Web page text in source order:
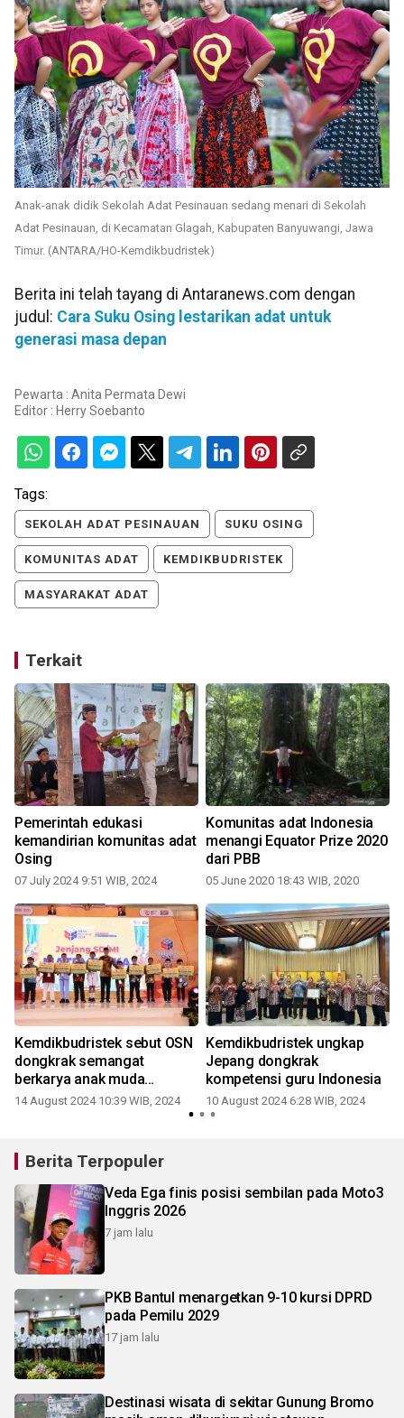
Anak-anak didik Sekolah Adat Pesinauan sedang menari di Sekolah
Adat Pesinauan, di Kecamatan Glagah, Kabupaten Banyuwangi, Jawa
Timur. (ANTARA/HO-Kemdikbudristek)
Berita ini telah tayang di Antaranews.com dengan
judul: Cara Suku Osing lestarikan adat untuk
generasi masa depan
Pewarta : Anita Permata Dewi
Editor : Herry Soebanto
Tags:
SEKOLAH ADAT PESINAUAN SUKU OSING
KOMUNITAS ADAT KEMDIKBUDRISTEK
MASYARAKAT ADAT
Terkait
Pemerintah edukasi
kemandirian komunitas adat
Osing
07 July 2024 9:51 WIB, 2024
Komunitas adat Indonesia
menangi Equator Prize 2020
dari PBB
05 June 2020 18:43 WIB, 2020
Kemdikbudristek sebut OSN
dongkrak semangat
berkarya anak muda
Indonesia via sains
14 August 2024 10:39 WIB, 2024
Kemdikbudristek ungkap
Jepang dongkrak
kompetensi guru Indonesia
10 August 2024 6:28 WIB, 2024
Berita Terpopuler
Veda Ega finis posisi sembilan pada Moto3
Inggris 2026
7 jam lalu
PKB Bantul menargetkan 9-10 kursi DPRD
pada Pemilu 2029
17 jam lalu
Destinasi wisata di sekitar Gunung Bromo